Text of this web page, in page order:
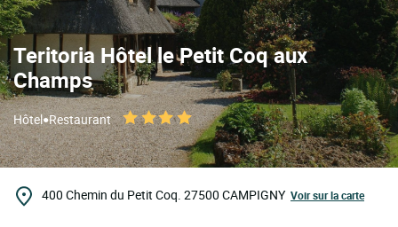
Teritoria Hôtel le Petit Coq aux
Champs
Hôtel•Restaurant
400 Chemin du Petit Coq. 27500 CAMPIGNY Voir sur la carte